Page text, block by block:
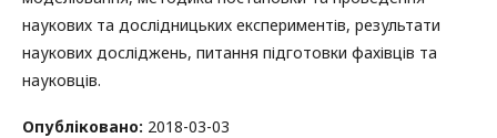
наукових та дослідницьких експериментів, результати
наукових досліджень, питання підготовки фахівців та
науковців.
Опубліковано: 2018-03-03